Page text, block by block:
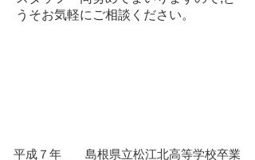
うそお気軽にご相談ください。
Doctors
​平成７年 島根県立松江北高等学校卒業